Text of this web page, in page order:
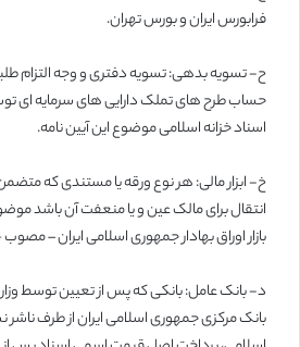
فرابورس ایران و بورس تهران.
ح- تسویه بدهی: تسویه دفتری و وجه التزام
حساب طرح های تملک دارایی های سرمایه ای
اسناد خزانه اسلامی موضوع این آیین نامه.
خ- ابزار مالی: هر نوع ورقه یا مستندی که
بازار اوراق بهادار جمهوری اسلامی ایران – مصوب 1384-
د- بانک عامل: بانکی که پس از تعیین توسط
بانک مرکزی جمهوری اسلامی ایران از طرف ناشر